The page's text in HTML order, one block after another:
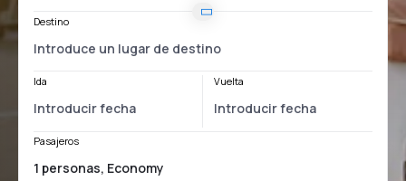
Destino
Ida Vuelta
Pasajeros